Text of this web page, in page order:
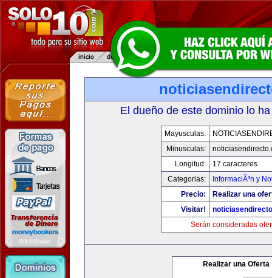
El dueño de este dominio lo
Mayusculas:
Minusculas:
Longitud:
17 caracteres
Categorias:
InformaciÃ³n y
Precio:
Realizar una
Visitar!
Serán consideradas
Realizar una Oferta